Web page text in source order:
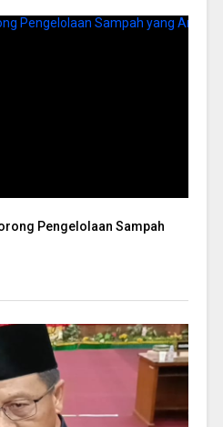
Pengelolaan Sampah